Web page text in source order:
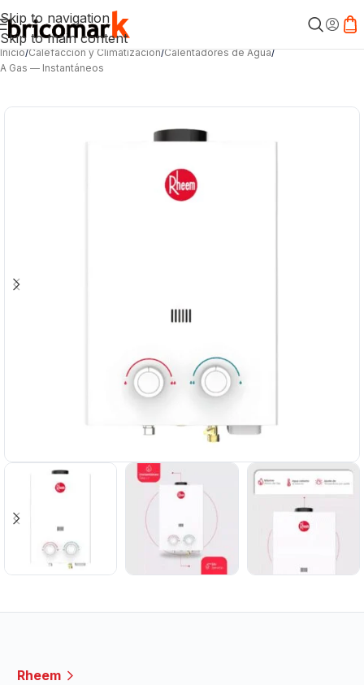
Skip to navigation
Skip to main content
Inicio/Calefacción y Climatización/Calentadores de Agua/
A Gas — Instantáneos
Rheem